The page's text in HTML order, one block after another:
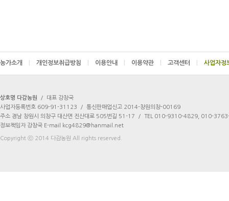
농가소개 개인정보취급방침 이용안내 이용약관 고객센터
상호명 다감농원 /
대표 강창국
사업자등록번호 609-91-31123
/
통신판매업신고 2014-창원의창-00169
주소 경남 창원시 의창구 대산면 진산대로 505번길 51-17
/
TEL 010-9310-4829, 010-
정보책임자 강창국 E-mail kcg4829@hanmail.net
Copyright ⓒ 2014 다감농원 All rights reserved.